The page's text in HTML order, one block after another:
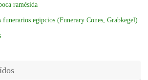
ramésida
funerarios egipcios (Funerary Cones, Grabkegel)